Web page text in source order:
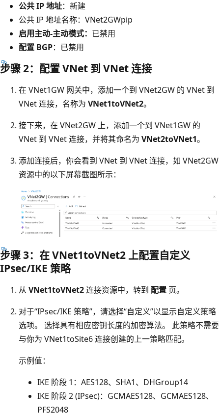
公共 IP 地址：新建
公共 IP 地址名称：VNet2GWpip
启用主动-主动模式： 已禁用
配置 BGP：已禁用
步骤 2：配置 VNet 到 VNet 连接
在 VNet1GW 网关中，添加一个到 VNet2GW 的 VNet 到
VNet 连接，名称为 VNet1toVNet2。
接下来，在 VNet2GW 上，添加一个到 VNet1GW 的
VNet 到 VNet 连接，并将其命名为 VNet2toVNet1。
添加连接后，你会看到 VNet 到 VNet 连接，如 VNet2GW
资源中的以下屏幕截图所示：
步骤 3：在 VNet1toVNet2 上配置自定义
IPsec/IKE 策略
从 VNet1toVNet2连接资源中，转到 配置 页。
对于“IPsec/IKE 策略”，请选择“自定义”以显示自定义策略
选项。 选择具有相应密钥长度的加密算法。 此策略不需要
与你为 VNet1toSite6 连接创建的上一策略匹配。
示例值：
IKE 阶段 1：AES128、SHA1、DHGroup14
IKE 阶段 2 (IPsec)：GCMAES128、GCMAES128、
PFS2048